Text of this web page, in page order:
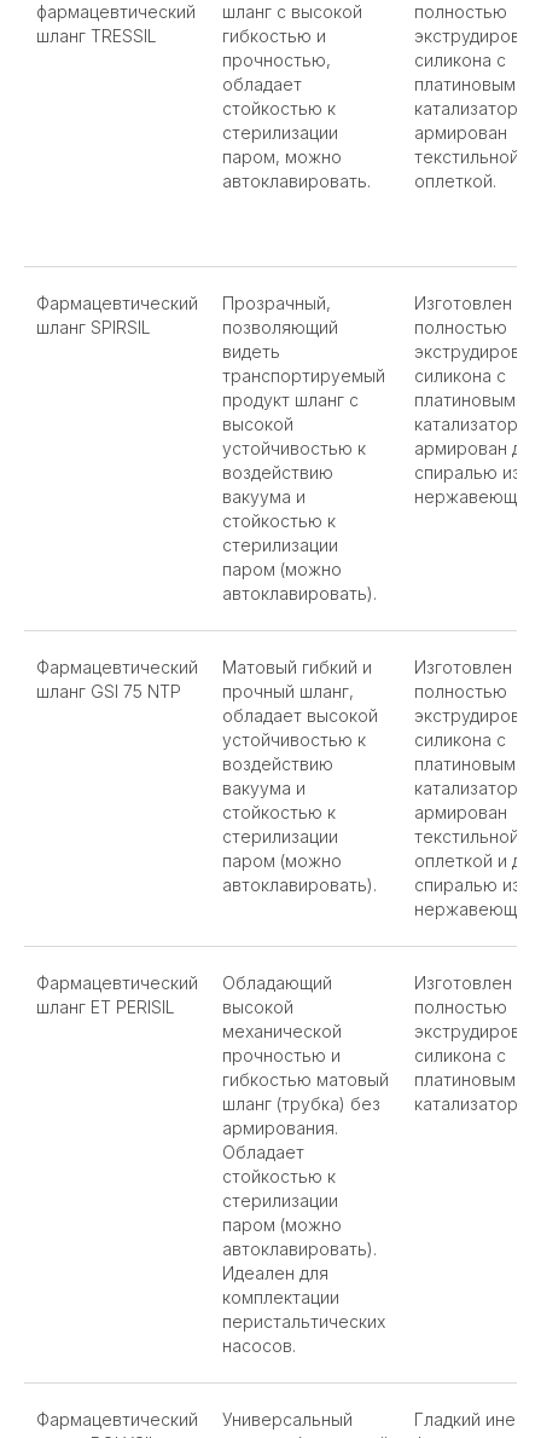
фармацевтический
шланг TRESSIL
шланг с высокой
гибкостью и
прочностью,
обладает
стойкостью к
стерилизации
паром, можно
автоклавировать.
полностью
силикона с
платиновым
армирован
текстильной
оплеткой.
Фармацевтический
шланг SPIRSIL
Прозрачный,
позволяющий
видеть
транспортируемый
продукт шланг с
высокой
устойчивостью к
воздействию
вакуума и
стойкостью к
стерилизации
паром (можно
автоклавировать).
Изготовлен из
полностью
силикона с
платиновым
армирован
спиралью из
нержавеющей
Фармацевтический
шланг GSI 75 NTP
Матовый гибкий и
прочный шланг,
обладает высокой
устойчивостью к
воздействию
вакуума и
стойкостью к
стерилизации
паром (можно
автоклавировать).
Изготовлен из
полностью
силикона с
платиновым
армирован
текстильной
оплеткой и
спиралью из
нержавеющей
Фармацевтический
шланг ET PERISIL
Обладающий
высокой
механической
прочностью и
гибкостью матовый
шланг (трубка) без
армирования.
Обладает
стойкостью к
стерилизации
паром (можно
автоклавировать).
Идеален для
комплектации
перистальтических
насосов.
Изготовлен из
полностью
силикона с
платиновым
Фармацевтический
Универсальный
Гладкий